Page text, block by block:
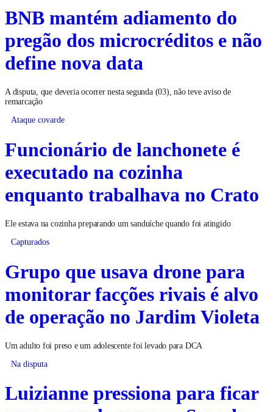
BNB mantém adiamento do
pregão dos microcréditos e não
define nova data
A disputa, que deveria ocorrer nesta segunda (03), não teve aviso de
remarcação
Ataque covarde
Funcionário de lanchonete é
executado na cozinha
enquanto trabalhava no Crato
Ele estava na cozinha preparando um sanduíche quando foi atingido
Capturados
Grupo que usava drone para
monitorar facções rivais é alvo
de operação no Jardim Violeta
Um adulto foi preso e um adolescente foi levado para DCA
Na disputa
Luizianne pressiona para ficar